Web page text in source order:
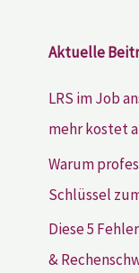
Aktuelle
LRS im Job
mehr kostet
Warum
Schlüssel
Diese 5
&